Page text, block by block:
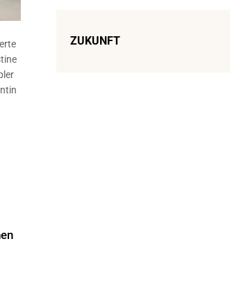
ZUKUNFT